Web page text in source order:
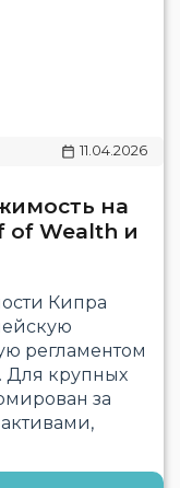
11.04.2026
на
of Wealth и
Кипра
регламентом
Для крупных
за